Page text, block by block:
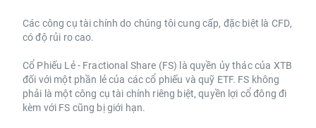
Các công cụ tài chính do chúng tôi cung cấp, đặc biệt là CFD,
có độ rủi ro cao.
Cổ Phiếu Lẻ - Fractional Share (FS) là quyền ủy thác của XTB
đối với một phần lẻ của các cổ phiếu và quỹ ETF. FS không
phải là một công cụ tài chính riêng biệt, quyền lợi cổ đông đi
kèm với FS cũng bị giới hạn.